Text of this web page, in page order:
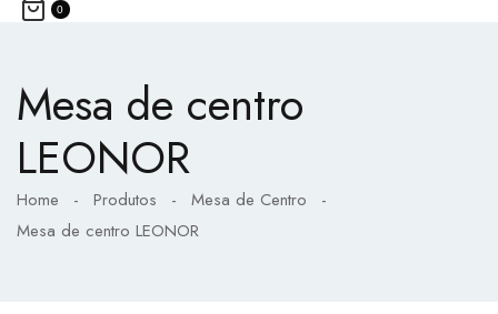
0
Mesa de centro
LEONOR
Home - Produtos - Mesa de Centro
-
Mesa de centro LEONOR